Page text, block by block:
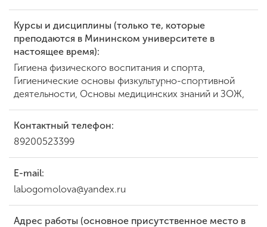
Курсы и дисциплины (только те, которые
преподаются в Мининском университете в
настоящее время):
Гигиена физического воспитания и спорта,
Гигиенические основы физкультурно-спортивной
деятельности, Основы медицинских знаний и ЗОЖ,
Контактный телефон:
89200523399
E-mail:
labogomolova@yandex.ru
Адрес работы (основное присутственное место в